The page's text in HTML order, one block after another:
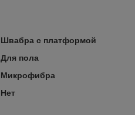
Швабра с платформой
Для пола
Микрофибра
Нет